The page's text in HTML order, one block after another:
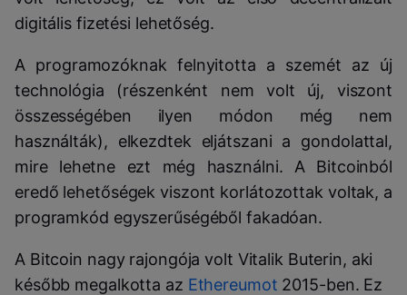
digitális fizetési lehetőség.
A programozóknak felnyitotta a szemét az új
technológia (részenként nem volt új, viszont
összességében ilyen módon még nem
használták), elkezdtek eljátszani a gondolattal,
mire lehetne ezt még használni. A Bitcoinból
eredő lehetőségek viszont korlátozottak voltak, a
programkód egyszerűségéből fakadóan.
A Bitcoin nagy rajongója volt Vitalik Buterin, aki
később megalkotta az Ethereumot 2015-ben. Ez